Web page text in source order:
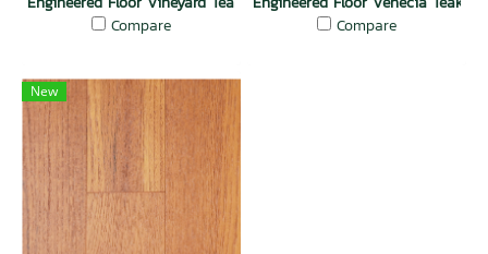
Compare
Compare
New